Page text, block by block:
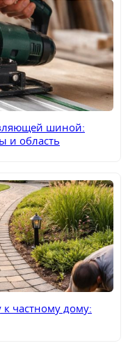
шиной:
и область
частному дому: